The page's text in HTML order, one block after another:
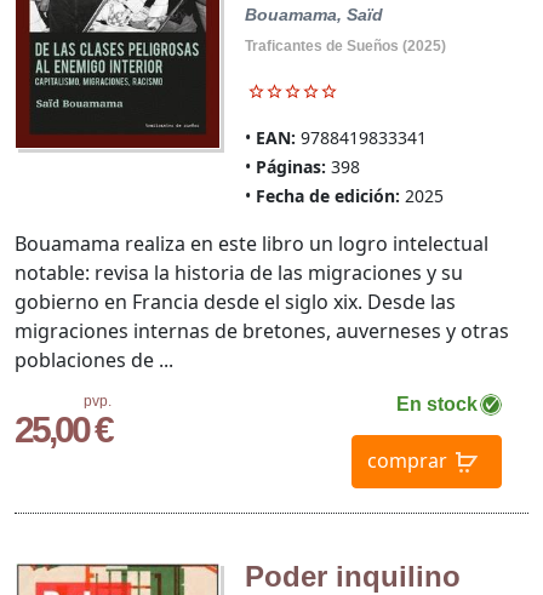
Bouamama, Saïd
Traficantes de Sueños (2025)
EAN: 9788419833341
Páginas: 398
Fecha de edición: 2025
pvp.
25,00 €
En stock
comprar
Bouamama realiza en este libro un logro intelectual
notable: revisa la historia de las migraciones y su
gobierno en Francia desde el siglo xix. Desde las
migraciones internas de bretones, auverneses y otras
poblaciones de ...
Poder inquilino